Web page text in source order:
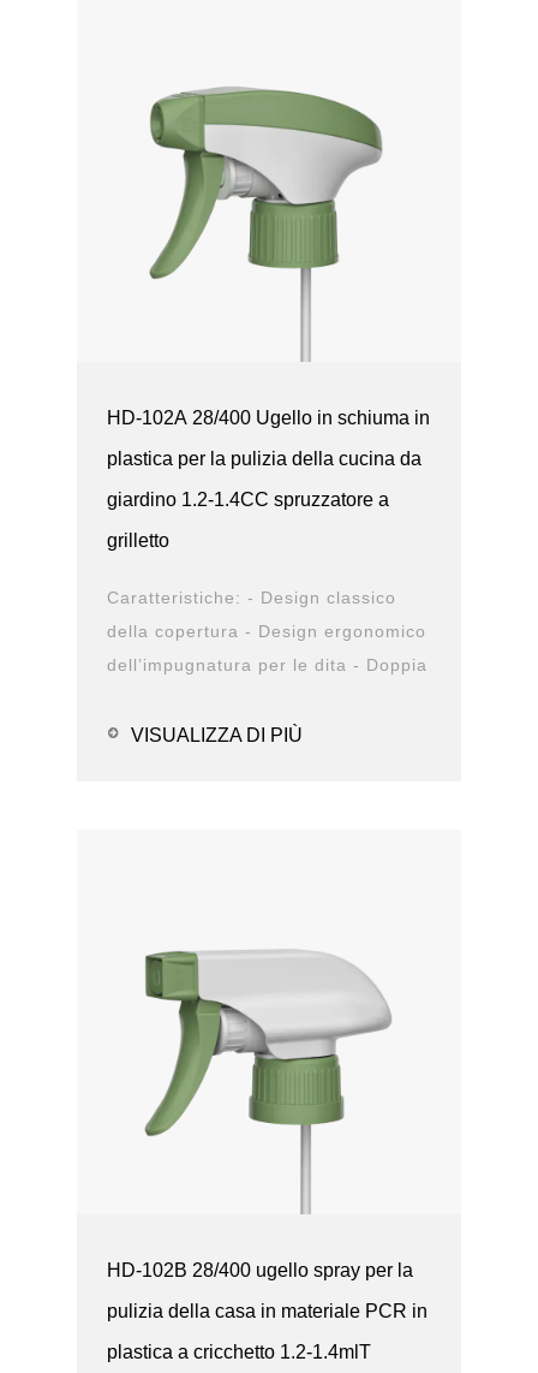
HD-102A 28/400 Ugello in schiuma in
plastica per la pulizia della cucina da
giardino 1.2-1.4CC spruzzatore a
grilletto
Caratteristiche: - Design classico
della copertura - Design ergonomico
dell’impugnatura per le dita - Doppia
durevole -...
VISUALIZZA DI PIÙ
HD-102B 28/400 ugello spray per la
pulizia della casa in materiale PCR in
plastica a cricchetto 1.2-1.4mlT